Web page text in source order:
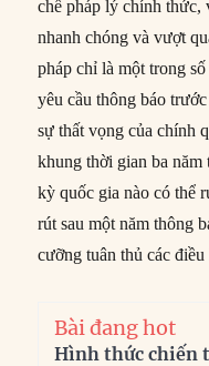
chế pháp lý chính thức,
nhanh chóng và vượt
pháp chỉ là một trong
yêu cầu thông báo
sự thất vọng của chính
khung thời gian ba
kỳ quốc gia nào có thể
rút sau một năm thông
cưỡng tuân thủ các điều
Bài đang hot
Hình thức chiến